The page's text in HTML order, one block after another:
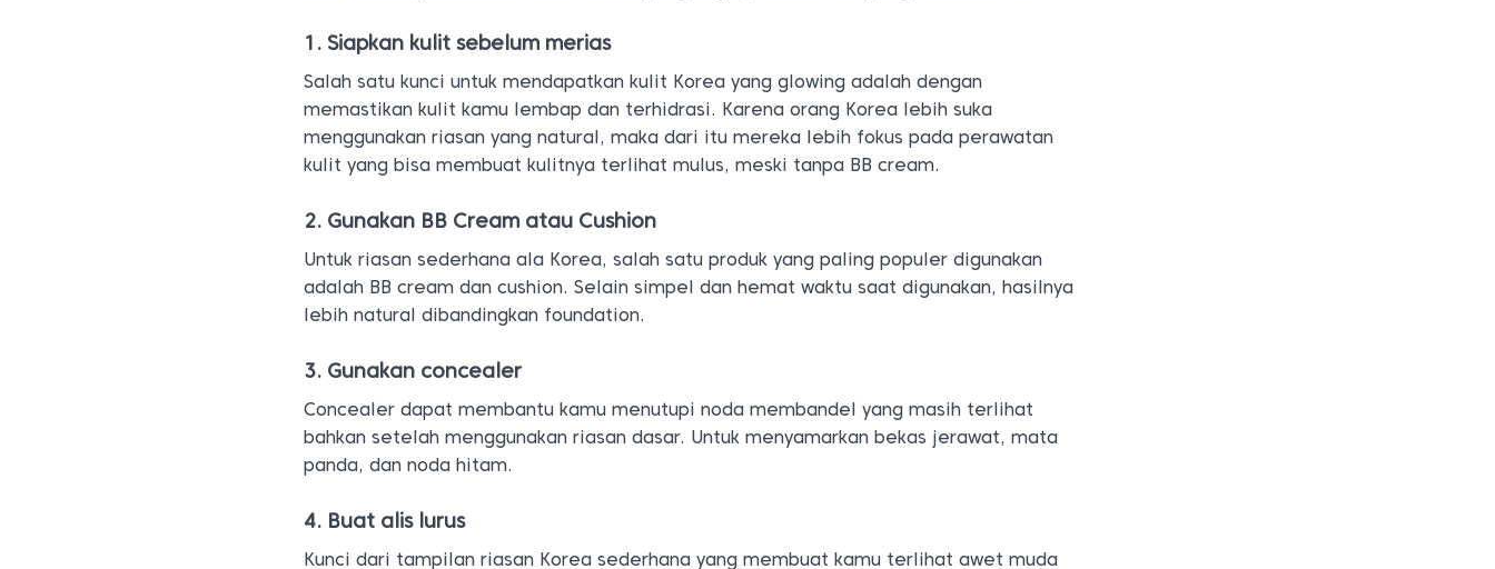
1. Siapkan kulit sebelum merias
Salah satu kunci untuk mendapatkan kulit Korea yang glowing adalah dengan
memastikan kulit kamu lembap dan terhidrasi. Karena orang Korea lebih suka
menggunakan riasan yang natural, maka dari itu mereka lebih fokus pada perawatan
kulit yang bisa membuat kulitnya terlihat mulus, meski tanpa BB cream.
2. Gunakan BB Cream atau Cushion
Untuk riasan sederhana ala Korea, salah satu produk yang paling populer digunakan
adalah BB cream dan cushion. Selain simpel dan hemat waktu saat digunakan, hasilnya
lebih natural dibandingkan foundation.
3. Gunakan concealer
Concealer dapat membantu kamu menutupi noda membandel yang masih terlihat
bahkan setelah menggunakan riasan dasar. Untuk menyamarkan bekas jerawat, mata
panda, dan noda hitam.
4. Buat alis lurus
Kunci dari tampilan riasan Korea sederhana yang membuat kamu terlihat awet muda